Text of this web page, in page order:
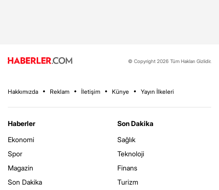
© Copyright 2026 Tüm Hakları Gizlidir.
Hakkımızda Reklam İletişim Künye Yayın İlkeleri
Haberler
Ekonomi
Spor
Magazin
Son Dakika
Son Dakika
Sağlık
Teknoloji
Finans
Turizm